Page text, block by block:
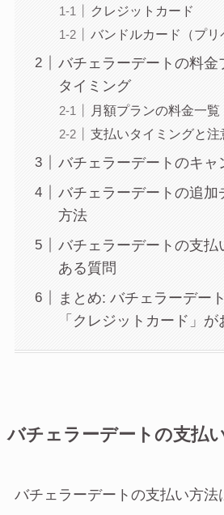
クレジットカード
バンドルカード（プリ
バチェラーデートの料金
タイミング
月額プランの料金一覧
支払いタイミングと注
バチェラーデートのキャ
バチェラーデートの追加
方法
バチェラーデートの支払
ある質問
まとめ: バチェラーデー
「クレジットカード」が
バチェラーデートの支払
バチェラーデートの支払い方法